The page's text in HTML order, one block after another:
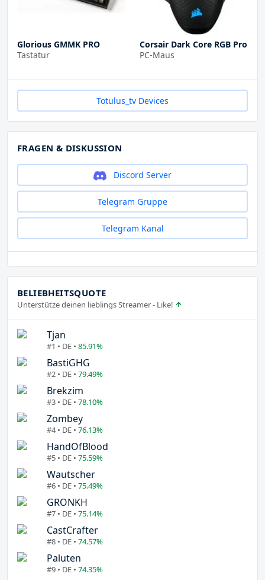
Glorious GMMK PRO
Tastatur
Corsair Dark Core RGB Pro
PC-Maus
Totulus_tv Devices
FRAGEN & DISKUSSION
Discord Server
Telegram Gruppe
Telegram Kanal
BELIEBHEITSQUOTE
Unterstütze deinen lieblings Streamer - Like!
Tjan
#1 • DE • 85.91%
BastiGHG
#2 • DE • 79.49%
Brekzim
#3 • DE • 78.10%
Zombey
#4 • DE • 76.13%
HandOfBlood
#5 • DE • 75.59%
Wautscher
#6 • DE • 75.49%
GRONKH
#7 • DE • 75.14%
CastCrafter
#8 • DE • 74.57%
Paluten
#9 • DE • 74.35%